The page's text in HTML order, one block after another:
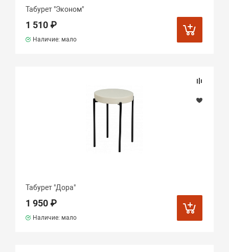
Табурет "Эконом"
1 510 ₽
Наличие: мало
Табурет "Дора"
1 950 ₽
Наличие: мало